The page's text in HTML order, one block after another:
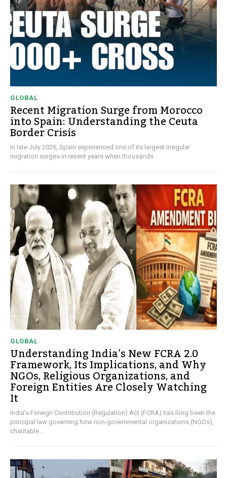
GLOBAL
Recent Migration Surge from Morocco
into Spain: Understanding the Ceuta
Border Crisis
In late July 2026, Spain experienced one of its largest irregular
migration surges in recent years when thousands...
GLOBAL
Understanding India’s New FCRA 2.0
Framework, Its Implications, and Why
NGOs, Religious Organizations, and
Foreign Entities Are Closely Watching
It
India's Foreign Contribution (Regulation) Act (FCRA) has long been the
principal law governing how non-governmental organizations (NGOs),
charitable...